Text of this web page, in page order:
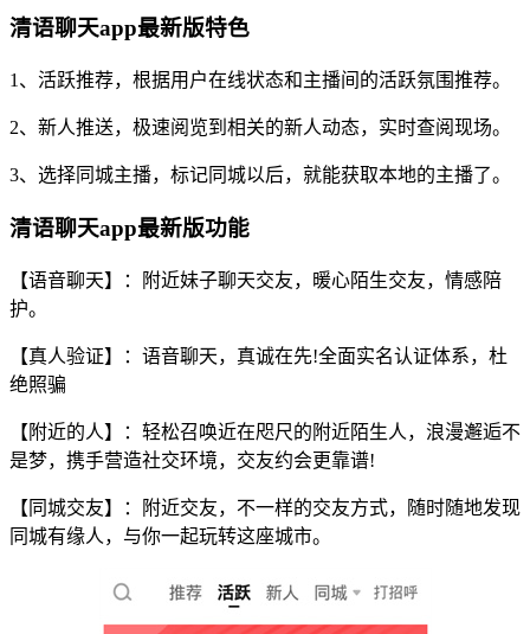
清语聊天app最新版特色
1、活跃推荐，根据用户在线状态和主播间的活跃氛围推荐。
2、新人推送，极速阅览到相关的新人动态，实时查阅现场。
3、选择同城主播，标记同城以后，就能获取本地的主播了。
清语聊天app最新版功能
【语音聊天】：附近妹子聊天交友，暖心陌生交友，情感陪
护。
【真人验证】：语音聊天，真诚在先!全面实名认证体系，杜
绝照骗
【附近的人】：轻松召唤近在咫尺的附近陌生人，浪漫邂逅不
是梦，携手营造社交环境，交友约会更靠谱!
【同城交友】：附近交友，不一样的交友方式，随时随地发现
同城有缘人，与你一起玩转这座城市。